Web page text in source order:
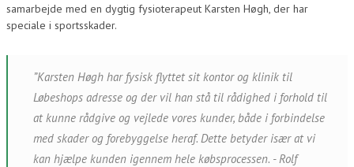
samarbejde med en dygtig fysioterapeut Karsten Høgh, der har
speciale i sportsskader.
”Karsten Høgh har fysisk flyttet sit kontor og klinik til
Løbeshops adresse og der vil han stå til rådighed i forhold til
at kunne rådgive og vejlede vores kunder, både i forbindelse
med skader og forebyggelse heraf. Dette betyder især at vi
kan hjælpe kunden igennem hele købsprocessen. - Rolf